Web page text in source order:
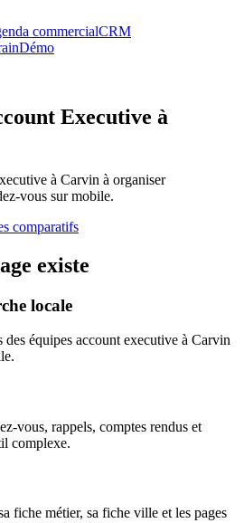
commercialCRM
Démo
Executive à
à Carvin à organiser
vous sur mobile.
comparatifs
existe
locale
des équipes account executive à Carvin
vous, rappels, comptes rendus et
complexe.
fiche métier, sa fiche ville et les pages